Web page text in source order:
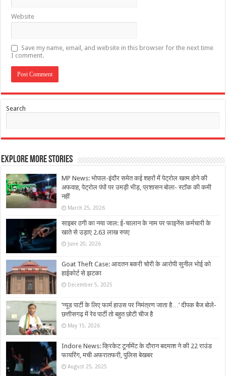
Website
Save my name, email, and website in this browser for the next time
I comment.
Search
Explore More Stories
MP News: भोपाल-इंदौर समेत कई शहरों में पेट्रोल खत्म होने की
अफवाह, पेट्रोल पंपों पर उमड़ी भीड़, प्रशासन बोला- स्टॉक की कमी
नहीं
March 25, 2026
साइबर ठगी का नया जाल: ई-चालान के नाम पर फाइनेंस कर्मचारी के
खाते से उड़ाए 2.63 लाख रुपए
June 20, 2026
Goat Theft Case: आदतन बकरी चोरी के आरोपी सुनील भोई को
हाईकोर्ट से झटका
December 5, 2025
‘न्यूड पार्टी के लिए फार्म हाउस पर निमंत्रण जाता है…’ दीपक बैज बोले-
छत्तीसगढ़ में रेव पार्टी तो बहुत छोटी चीज है
May 15, 2026
Indore News: क्रिकेट टूर्नामेंट के दौरान बदमाश ने की 22 राउंड
फायरिंग, मची अफरातफरी, पुलिस बेखबर
August 25, 2025